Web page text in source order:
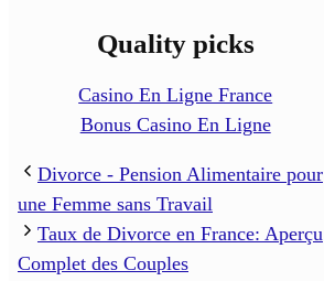
Quality picks
Casino En Ligne France
Bonus Casino En Ligne
Divorce - Pension Alimentaire pour
une Femme sans Travail
Taux de Divorce en France: Aperçu
Complet des Couples